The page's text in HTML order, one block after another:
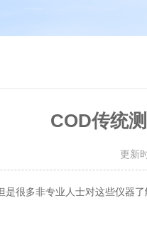
COD传统
更新
多非专业人士对这些仪器